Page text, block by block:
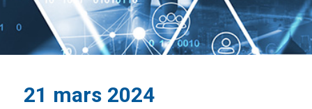
21 mars 2024